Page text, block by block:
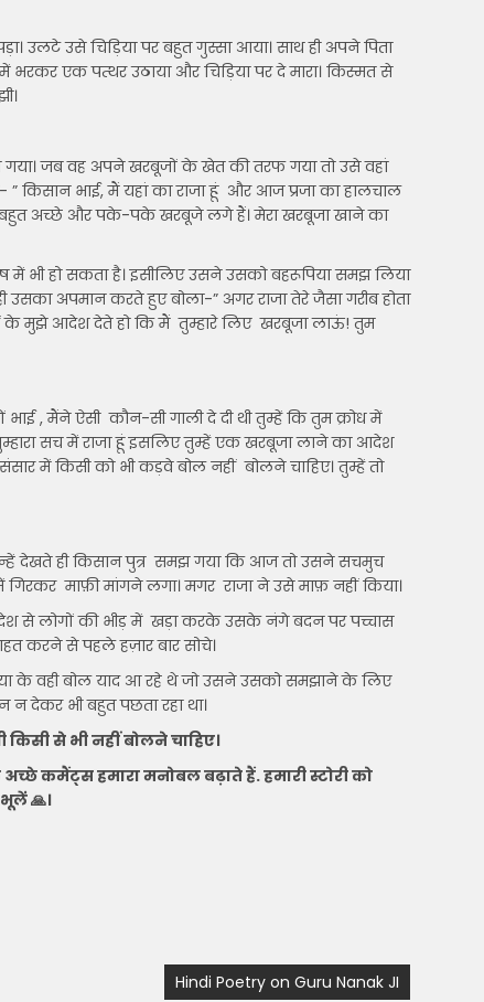
उलटे उसे चिड़िया पर बहुत गुस्सा आया। साथ ही अपने पिता
एक पत्थर उठाया और चिड़िया पर दे मारा। किस्मत से
जब वह अपने खरबूजों के खेत की तरफ गया तो उसे वहां
किसान भाई, मैं यहां का राजा हूं और आज प्रजा का हालचाल
अच्छे और पके-पके खरबूजे लगे हैं। मेरा खरबूजा खाने का
भी हो सकता है। इसीलिए उसने उसको बहरूपिया समझ लिया
अपमान करते हुए बोला-” अगर राजा तेरे जैसा गरीब होता
के मुझे आदेश देते हो कि मैं तुम्हारे लिए खरबूजा लाऊं! तुम
, मैंने ऐसी कौन-सी गाली दे दी थी तुम्हें कि तुम क्रोध में
सच में राजा हूं इसलिए तुम्हें एक खरबूजा लाने का आदेश
में किसी को भी कड़वे बोल नहीं बोलने चाहिए। तुम्हें तो
देखते ही किसान पुत्र समझ गया कि आज तो उसने सचमुच
गिरकर माफ़ी मांगने लगा। मगर राजा ने उसे माफ़ नहीं किया।
से लोगों की भीड़ में खड़ा करके उसके नंगे बदन पर पच्चास
करने से पहले हज़ार बार सोचे।
के वही बोल याद आ रहे थे जो उसने उसको समझाने के लिए
न देकर भी बहुत पछता रहा था।
से भी नहीं बोलने चाहिए।
कमैंट्स हमारा मनोबल बढ़ाते हैं. हमारी स्टोरी को
🙏।
Hindi Poetry on Guru Nanak JI